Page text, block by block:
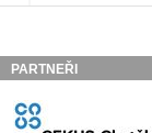
PARTNEŘI